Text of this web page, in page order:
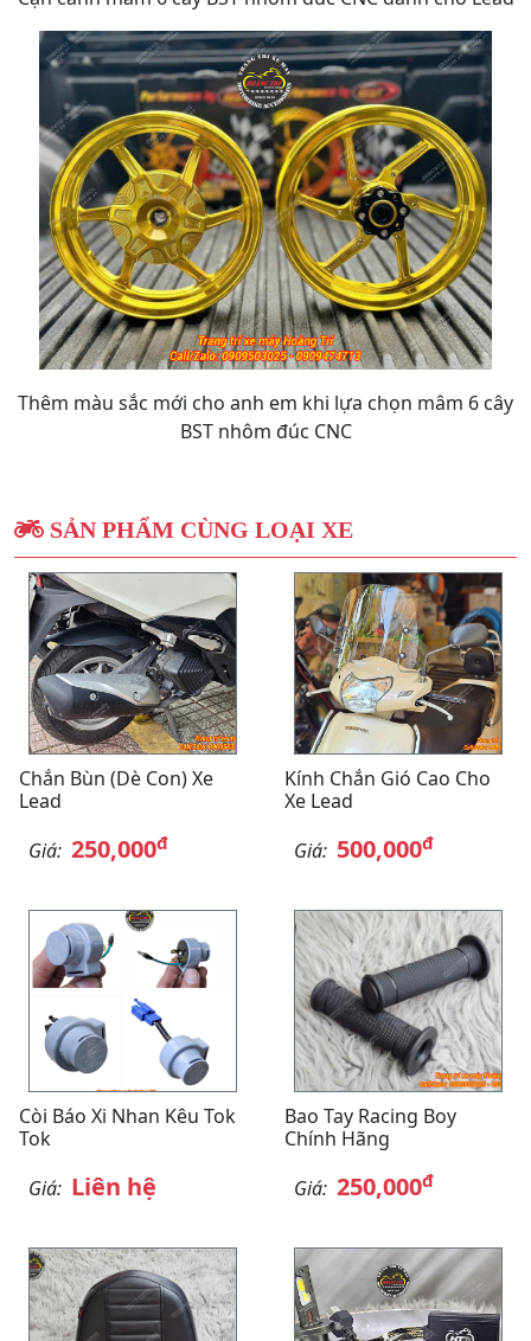
Thêm màu sắc mới cho anh em khi lựa chọn mâm 6 cây
BST nhôm đúc CNC
SẢN PHẨM CÙNG LOẠI XE
Chắn Bùn (Dè Con) Xe
Lead
Giá: 250,000đ
Kính Chắn Gió Cao Cho
Xe Lead
Giá: 500,000đ
Còi Báo Xi Nhan Kêu Tok
Tok
Giá: Liên hệ
Bao Tay Racing Boy
Chính Hãng
Giá: 250,000đ